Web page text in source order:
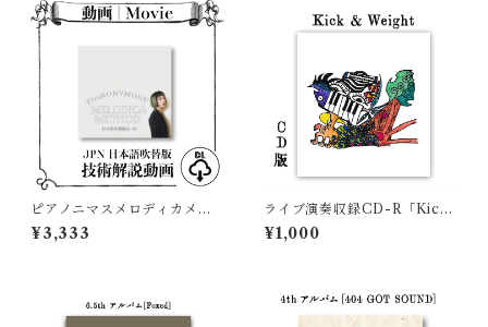
ピアノニマスメロディカメソ
ッド#1〜#3 日本語吹替版映像
¥3,333
ライブ演奏収録CD-R「Kick
& Weight」カテドラルマスキ
ュラーズ
¥1,000